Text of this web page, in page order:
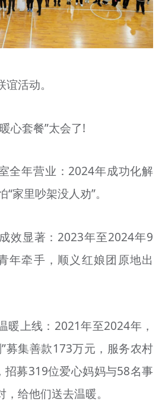
活动。
套餐”太会了!
年营业：2024年成功化解
家里吵架没人劝”。
显著：2023年至2024年9
年牵手，顺义红娘团原地出
上线：2021年至2024年，
募集善款173万元，服务农村
招募319位爱心妈妈与58名事
给他们送去温暖。